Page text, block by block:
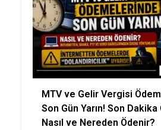
MTV ve Gelir Vergisi
Son Gün Yarın! Son Dakika
Nasıl ve Nereden Ödenir?